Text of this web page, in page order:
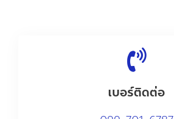
เบอร์ติดต่อ